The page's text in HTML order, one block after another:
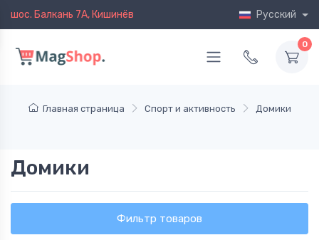
шос. Балкань 7A, Кишинёв Русский
0
Главная страница Спорт и активность Домики
Домики
Фильтр товаров